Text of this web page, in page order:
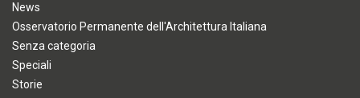
News
Osservatorio Permanente dell'Architettura Italiana
Senza categoria
Speciali
Storie